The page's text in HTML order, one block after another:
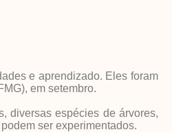
e aprendizado. Eles foram
em setembro.
espécies de árvores,
ser experimentados.